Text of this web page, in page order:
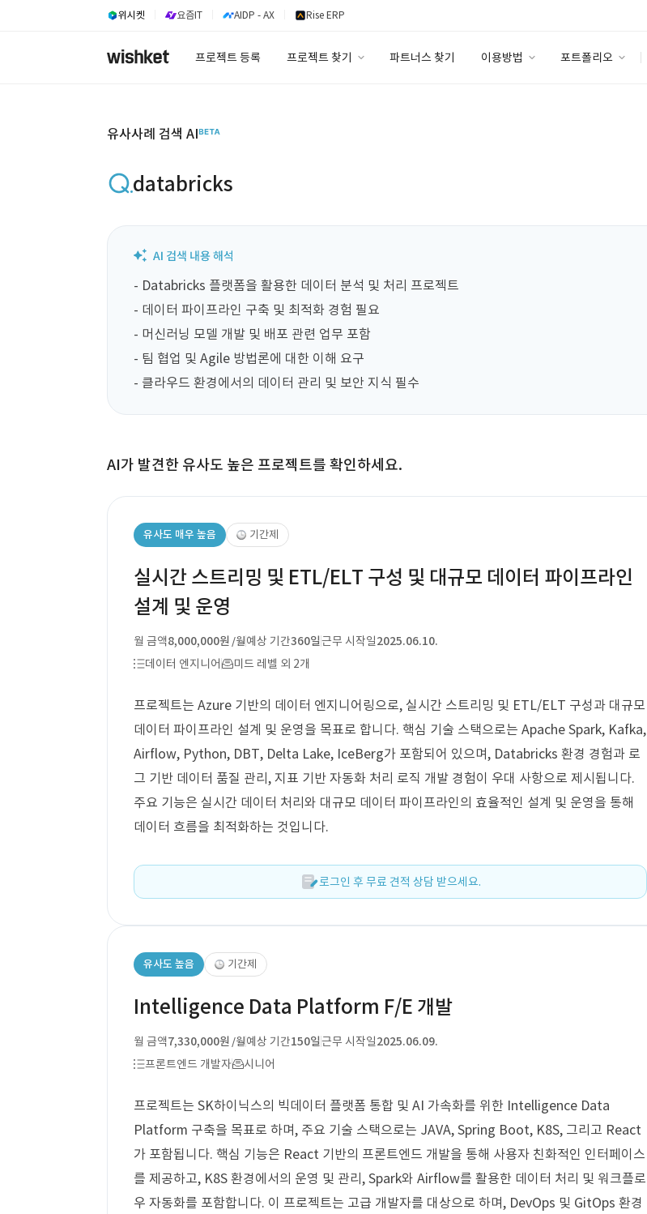
위시켓 요즘IT AIDP - AX Rise ERP
프로젝트 등록 프로젝트 찾기 파트너스 찾기 이용방법 포트폴리오
유사사례 검색 AI
databricks
- Databricks 플랫폼을 활용한 데이터 분석 및 처리 프로젝트
- 데이터 파이프라인 구축 및 최적화 경험 필요
- 머신러닝 모델 개발 및 배포 관련 업무 포함
- 팀 협업 및 Agile 방법론에 대한 이해 요구
- 클라우드 환경에서의 데이터 관리 및 보안 지식 필수
AI가 발견한 유사도 높은 프로젝트를 확인하세요.
유사도 매우 높음 기간제
실시간 스트리밍 및 ETL/ELT 구성 및 대규모 데이터 파이프라인
설계 및 운영
월 금액8,000,000원 /월예상 기간360일근무 시작일2025.06.10.
데이터 엔지니어
미드 레벨 외 2개
프로젝트는 Azure 기반의 데이터 엔지니어링으로, 실시간 스트리밍 및 ETL/ELT 구성과 대규모
데이터 파이프라인 설계 및 운영을 목표로 합니다. 핵심 기술 스택으로는 Apache Spark, Kafka,
Airflow, Python, DBT, Delta Lake, IceBerg가 포함되어 있으며, Databricks 환경 경험과 로
그 기반 데이터 품질 관리, 지표 기반 자동화 처리 로직 개발 경험이 우대 사항으로 제시됩니다.
주요 기능은 실시간 데이터 처리와 대규모 데이터 파이프라인의 효율적인 설계 및 운영을 통해
데이터 흐름을 최적화하는 것입니다.
로그인 후 무료 견적 상담 받으세요.
유사도 높음 기간제
Intelligence Data Platform F/E 개발
월 금액7,330,000원 /월예상 기간150일근무 시작일2025.06.09.
프론트엔드 개발자
시니어
프로젝트는 SK하이닉스의 빅데이터 플랫폼 통합 및 AI 가속화를 위한 Intelligence Data
Platform 구축을 목표로 하며, 주요 기술 스택으로는 JAVA, Spring Boot, K8S, 그리고 React
가 포함됩니다. 핵심 기능은 React 기반의 프론트엔드 개발을 통해 사용자 친화적인 인터페이스
를 제공하고, K8S 환경에서의 운영 및 관리, Spark와 Airflow를 활용한 데이터 처리 및 워크플로
우 자동화를 포함합니다. 이 프로젝트는 고급 개발자를 대상으로 하며, DevOps 및 GitOps 환경